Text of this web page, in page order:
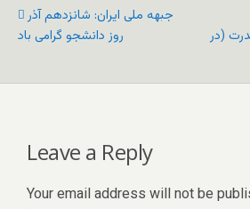
جبهه ملی ایران: شانزدهم آذر
روز دانشجو گرامی باد
(در
Leave a Reply
Your email address will not be